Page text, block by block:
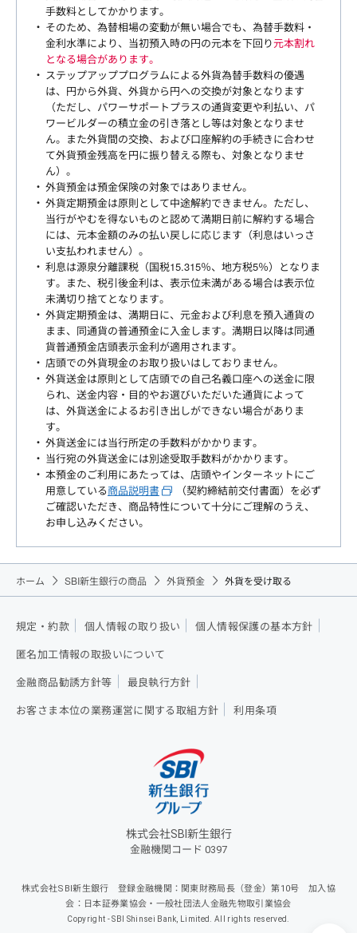
手数料としてかかります。
そのため、為替相場の変動が無い場合でも、為替手数料・
金利水準により、当初預入時の円の元本を下回り元本割れ
となる場合があります。
ステップアッププログラムによる外貨為替手数料の優遇
は、円から外貨、外貨から円への交換が対象となります
（ただし、パワーサポートプラスの通貨変更や利払い、パ
ワービルダーの積立金の引き落とし等は対象となりませ
ん。また外貨間の交換、および口座解約の手続きに合わせ
て外貨預金残高を円に振り替える際も、対象となりませ
ん）。
外貨預金は預金保険の対象ではありません。
外貨定期預金は原則として中途解約できません。ただし、
当行がやむを得ないものと認めて満期日前に解約する場合
には、元本金額のみの払い戻しに応じます（利息はいっさ
い支払われません）。
利息は源泉分離課税（国税15.315％、地方税5％）となりま
す。また、税引後金利は、表示位未満がある場合は表示位
未満切り捨てとなります。
外貨定期預金は、満期日に、元金および利息を預入通貨の
まま、同通貨の普通預金に入金します。満期日以降は同通
貨普通預金店頭表示金利が適用されます。
店頭での外貨現金のお取り扱いはしておりません。
外貨送金は原則として店頭での自己名義口座への送金に限
られ、送金内容・目的やお選びいただいた通貨によって
は、外貨送金によるお引き出しができない場合がありま
す。
外貨送金には当行所定の手数料がかかります。
当行宛の外貨送金には別途受取手数料がかかります。
本預金のご利用にあたっては、店頭やインターネットにご
用意している商品説明書
（契約締結前交付書面）を必ず
ご確認いただき、商品特性について十分にご理解のうえ、
お申し込みください。
ホーム SBI新生銀行の商品 外貨預金 外貨を受け取る
規定・約款 個人情報の取り扱い 個人情報保護の基本方針
匿名加工情報の取扱いについて
金融商品勧誘方針等 最良執行方針
お客さま本位の業務運営に関する取組方針 利用条項
株式会社SBI新生銀行
金融機関コード 0397
株式会社SBI新生銀行 登録金融機関：関東財務局長（登金）第10号 加入協
会：日本証券業協会・一般社団法人金融先物取引業協会
Copyright - SBI Shinsei Bank, Limited. All rights reserved.